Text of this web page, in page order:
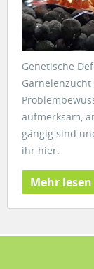
Genetische
aufmerksam,
gängig sind
ihr hier.
Mehr lesen